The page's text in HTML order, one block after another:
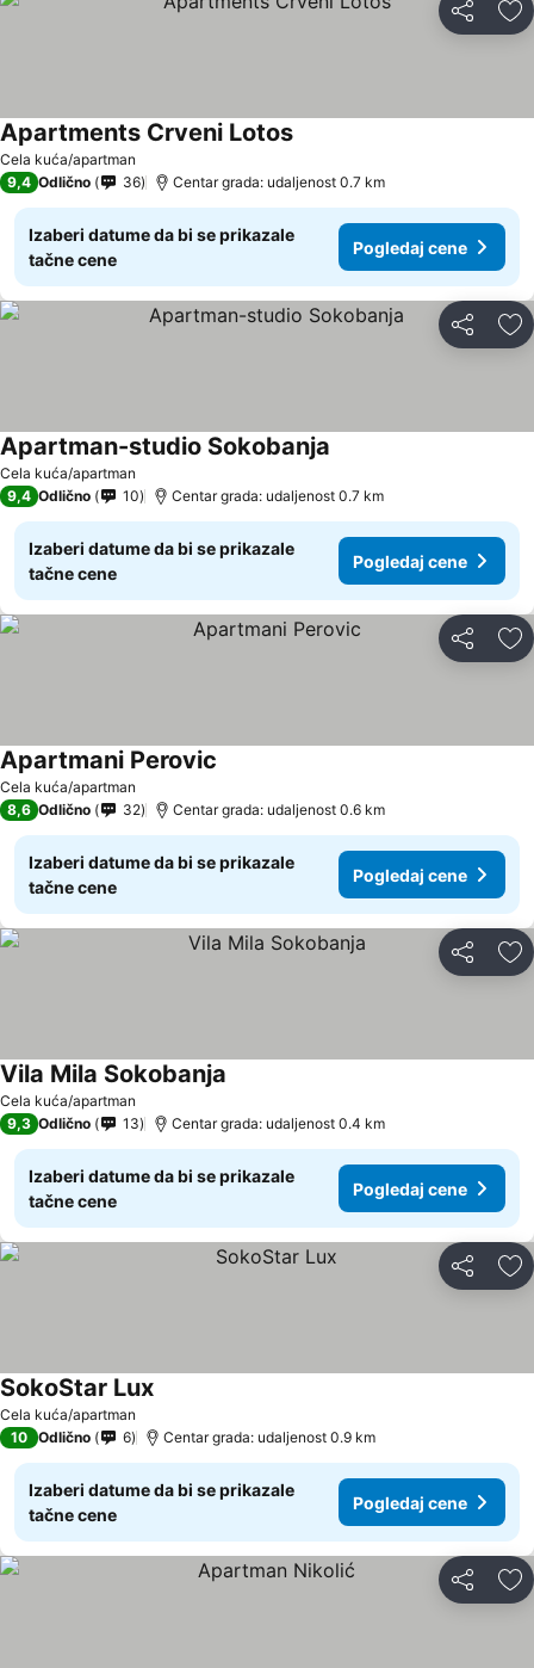
Deli
Cela kuća/apartman
Apartments Crveni LotosPogledaj cene
9,4 Odlično 36 Centar grada: udaljenost 0.7 km
Izaberi datume da bi se prikazale
tačne cene
Pogledaj cene
Deli
Cela kuća/apartman
Apartman-studio Sokobanja
9,4 Odlično 10 Centar grada: udaljenost 0.7 km
Izaberi datume da bi se prikazale
tačne cene
Pogledaj cene
Deli
Cela kuća/apartman
Apartmani Perovic
8,6 Odlično 32 Centar grada: udaljenost 0.6 km
Izaberi datume da bi se prikazale
tačne cene
Pogledaj cene
Deli
Cela kuća/apartman
Vila Mila Sokobanja
9,3 Odlično 13 Centar grada: udaljenost 0.4 km
Izaberi datume da bi se prikazale
tačne cene
Pogledaj cene
Deli
Cela kuća/apartman
SokoStar LuxPogledaj cene
10 Odlično 6 Centar grada: udaljenost 0.9 km
Izaberi datume da bi se prikazale
tačne cene
Pogledaj cene
Deli